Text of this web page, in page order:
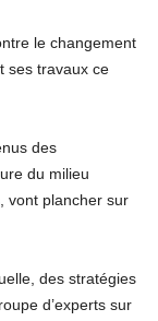
le changement
ses travaux ce
des
du milieu
vont plancher sur
des stratégies
d’experts sur